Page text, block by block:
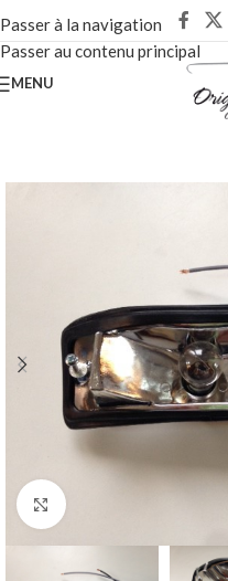
Passer à la navigation
Passer au contenu principal
MENU
Cliquez pour agrandir